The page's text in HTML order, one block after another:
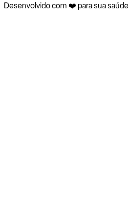
Desenvolvido com ❤️ para sua saúde